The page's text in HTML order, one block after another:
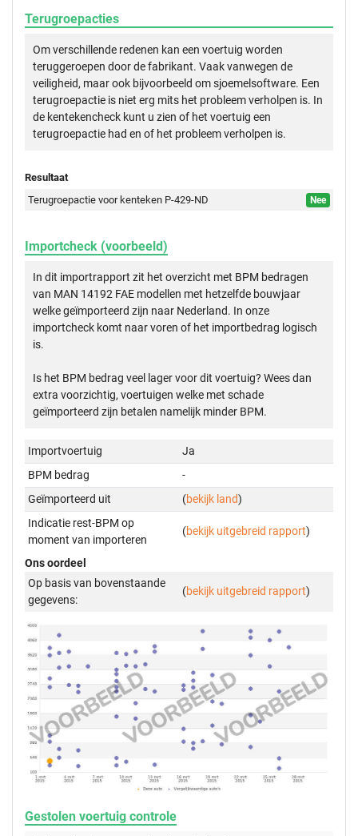
Terugroepacties
Om verschillende redenen kan een voertuig worden
teruggeroepen door de fabrikant. Vaak vanwegen de
veiligheid, maar ook bijvoorbeeld om sjoemelsoftware. Een
terugroepactie is niet erg mits het probleem verholpen is. In
de kentekencheck kunt u zien of het voertuig een
terugroepactie had en of het probleem verholpen is.
Resultaat
Terugroepactie voor kenteken P-429-ND
Nee
Importcheck (voorbeeld)
In dit importrapport zit het overzicht met BPM bedragen
van MAN 14192 FAE modellen met hetzelfde bouwjaar
welke geïmporteerd zijn naar Nederland. In onze
importcheck komt naar voren of het importbedrag logisch
is.
Is het BPM bedrag veel lager voor dit voertuig? Wees dan
extra voorzichtig, voertuigen welke met schade
geïmporteerd zijn betalen namelijk minder BPM.
Importvoertuig
Ja
BPM bedrag
-
Geïmporteerd uit
(bekijk land)
Indicatie rest-BPM op
moment van importeren
(bekijk uitgebreid rapport)
Ons oordeel
Op basis van bovenstaande
gegevens:
(bekijk uitgebreid rapport)
Gestolen voertuig controle